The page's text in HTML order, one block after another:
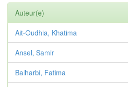
Auteur(e)
Ait-Oudhia, Khatima
Ansel, Samir
Balharbi, Fatima